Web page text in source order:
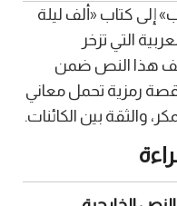
إلى كتاب «ألف ليلة
التي تزخر
هذا النص ضمن
قصة رمزية تحمل معاني
والثقة بين الكائنات.